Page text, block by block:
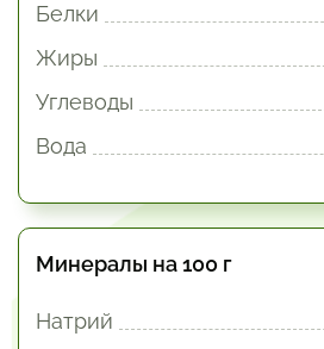
Белки
Жиры
Углеводы
Вода
Минералы на 100 г
Натрий